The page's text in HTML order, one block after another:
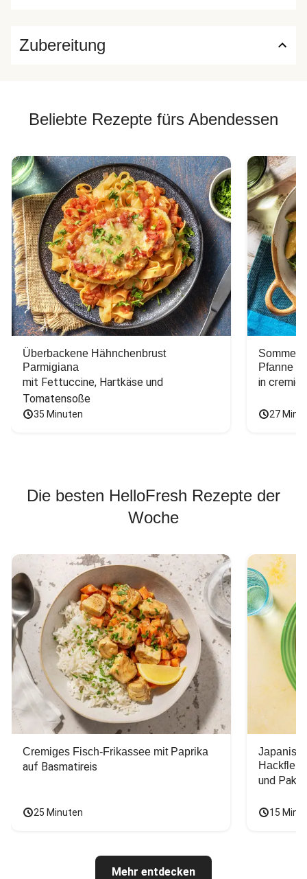
Zubereitung
Beliebte Rezepte fürs Abendessen
Überbackene Hähnchenbrust
Parmigiana
mit Fettuccine, Hartkäse und
Tomatensoße
35 Minuten
Pfanne
in
27
Die besten HelloFresh Rezepte der
Woche
Cremiges Fisch-Frikassee mit Paprika
auf Basmatireis
25 Minuten
und Pak
15
Mehr entdecken